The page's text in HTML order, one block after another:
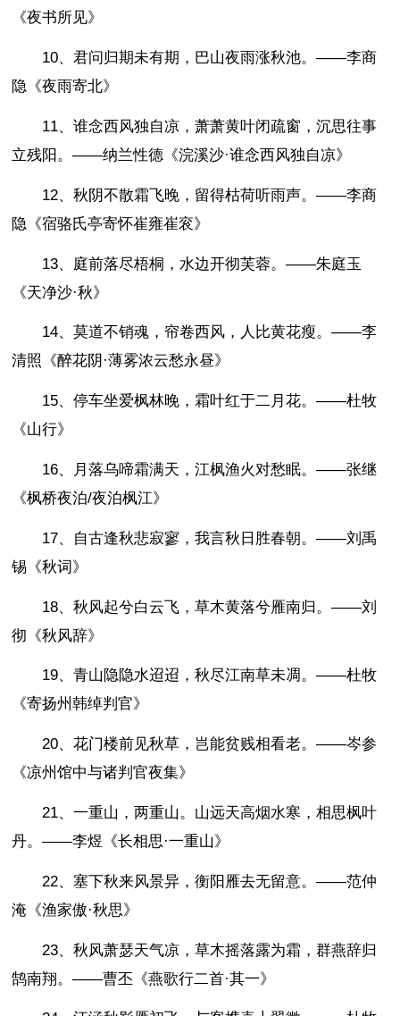
《夜书所见》
10、君问归期未有期，巴山夜雨涨秋池。——李商
隐《夜雨寄北》
11、谁念西风独自凉，萧萧黄叶闭疏窗，沉思往事
立残阳。——纳兰性德《浣溪沙·谁念西风独自凉》
12、秋阴不散霜飞晚，留得枯荷听雨声。——李商
隐《宿骆氏亭寄怀崔雍崔衮》
13、庭前落尽梧桐，水边开彻芙蓉。——朱庭玉
《天净沙·秋》
14、莫道不销魂，帘卷西风，人比黄花瘦。——李
清照《醉花阴·薄雾浓云愁永昼》
15、停车坐爱枫林晚，霜叶红于二月花。——杜牧
《山行》
16、月落乌啼霜满天，江枫渔火对愁眠。——张继
《枫桥夜泊/夜泊枫江》
17、自古逢秋悲寂寥，我言秋日胜春朝。——刘禹
锡《秋词》
18、秋风起兮白云飞，草木黄落兮雁南归。——刘
彻《秋风辞》
19、青山隐隐水迢迢，秋尽江南草未凋。——杜牧
《寄扬州韩绰判官》
20、花门楼前见秋草，岂能贫贱相看老。——岑参
《凉州馆中与诸判官夜集》
21、一重山，两重山。山远天高烟水寒，相思枫叶
丹。——李煜《长相思·一重山》
22、塞下秋来风景异，衡阳雁去无留意。——范仲
淹《渔家傲·秋思》
23、秋风萧瑟天气凉，草木摇落露为霜，群燕辞归
鹄南翔。——曹丕《燕歌行二首·其一》